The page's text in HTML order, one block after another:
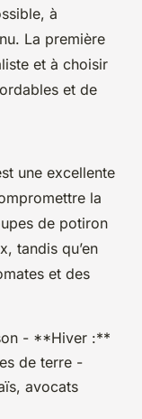
à
La première
et à choisir
et de
une excellente
la
de potiron
tandis qu’en
et des
- **Hiver :**
de terre -
avocats